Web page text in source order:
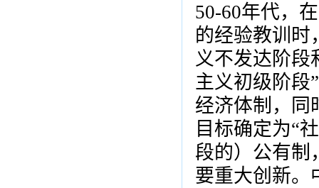
50-60年代，
的经验教训时
义不发达阶段
主义初级阶段
经济体制，同
目标确定为“
段的）公有制
要重大创新。